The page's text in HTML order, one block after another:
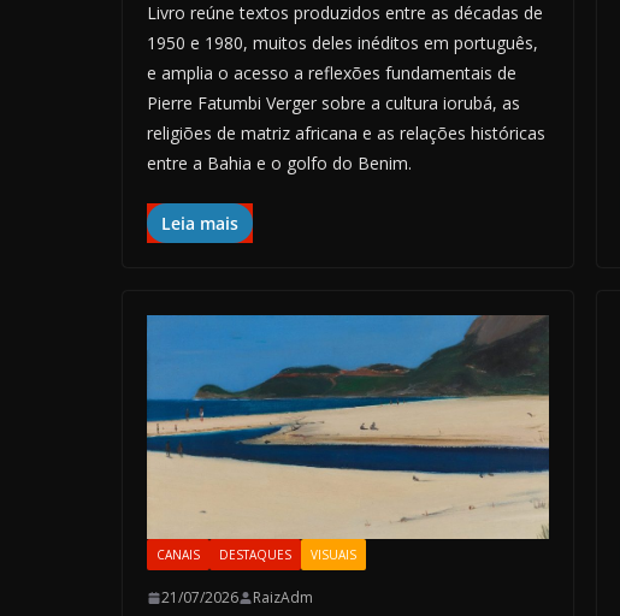
Livro reúne textos produzidos entre as décadas de
1950 e 1980, muitos deles inéditos em português,
e amplia o acesso a reflexões fundamentais de
Pierre Fatumbi Verger sobre a cultura iorubá, as
religiões de matriz africana e as relações históricas
entre a Bahia e o golfo do Benim.
Leia mais
CANAIS DESTAQUES VISUAIS
21/07/2026 RaizAdm